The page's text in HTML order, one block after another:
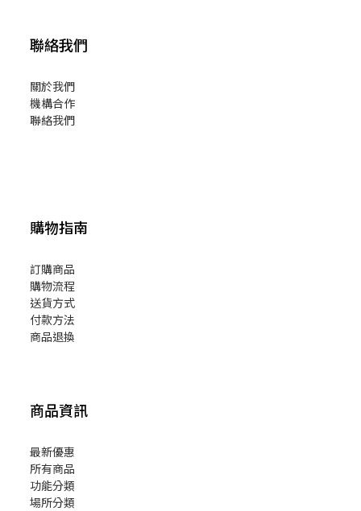
聯絡我們
關於我們
機構合作
聯絡我們
購物指南
訂購商品
購物流程
送貨方式
付款方法
商品退換
商品資訊
最新優惠
所有商品
功能分類
場所分類